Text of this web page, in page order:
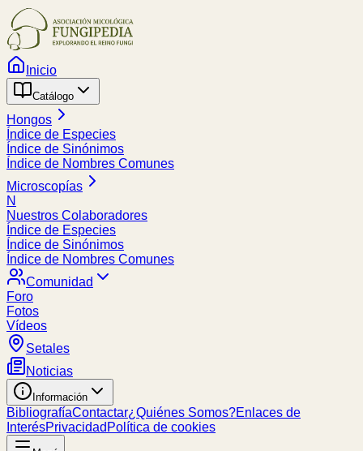
Inicio
Catálogo
Hongos
Índice de Especies
Índice de Sinónimos
Índice de Nombres Comunes
Microscopías
N
Nuestros Colaboradores
Índice de Especies
Índice de Sinónimos
Índice de Nombres Comunes
Comunidad
Foro
Fotos
Vídeos
Setales
Noticias
Información
BibliografíaContactar¿Quiénes Somos?Enlaces de
InterésPrivacidad Política de cookies